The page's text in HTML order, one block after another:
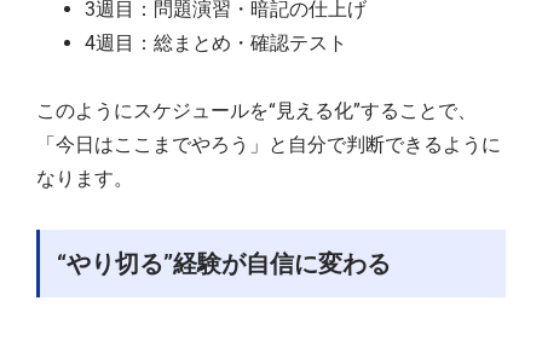
3週目：問題演習・暗記の仕上げ
4週目：総まとめ・確認テスト
このようにスケジュールを“見える化”することで、
「今日はここまでやろう」と自分で判断できるように
なります。
“やり切る”経験が自信に変わる